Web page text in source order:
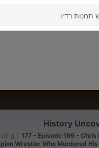
History
177 - Episode 169 - Chris
Wrestler Who Murdered